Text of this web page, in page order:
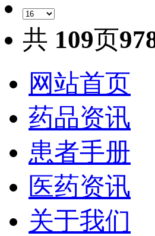
共 109页
网站首页
药品资讯
患者手册
医药资讯
关于我们